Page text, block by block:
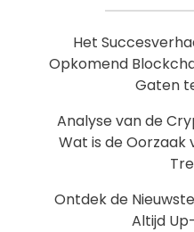
Het
Opkomend
Gaten
Analyse van de
Wat is de Oorzaak
Ontdek de
Altijd